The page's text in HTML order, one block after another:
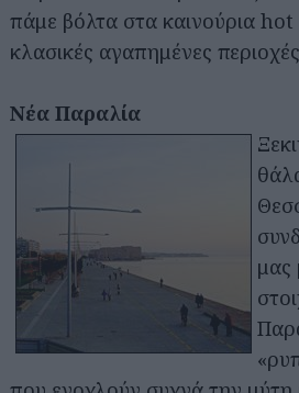
πάμε βόλτα στα καινούρια
κλασικές αγαπημένες
Νέα Παραλία
μας